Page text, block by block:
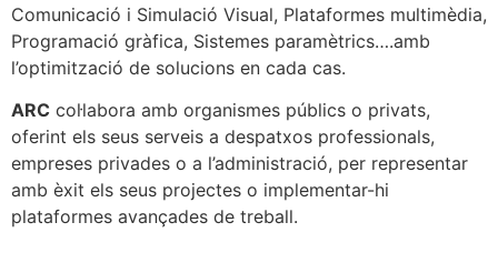
Comunicació i Simulació Visual, Plataformes multimèdia,
Programació gràfica, Sistemes paramètrics….amb
l’optimització de solucions en cada cas.
ARC col·labora amb organismes públics o privats,
oferint els seus serveis a despatxos professionals,
empreses privades o a l’administració, per representar
amb èxit els seus projectes o implementar-hi
plataformes avançades de treball.